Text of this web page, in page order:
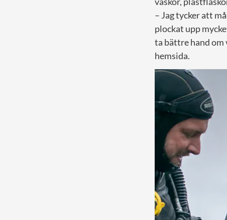
– Jag tycker att
plockat upp
ta bättre hand om
hemsida.